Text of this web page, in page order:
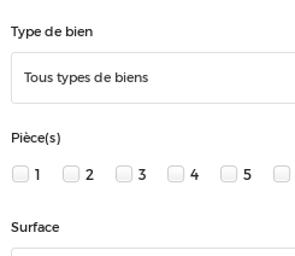
Type de bien
Tous types de biens
Pièce(s)
1 2 3 4 5
Surface